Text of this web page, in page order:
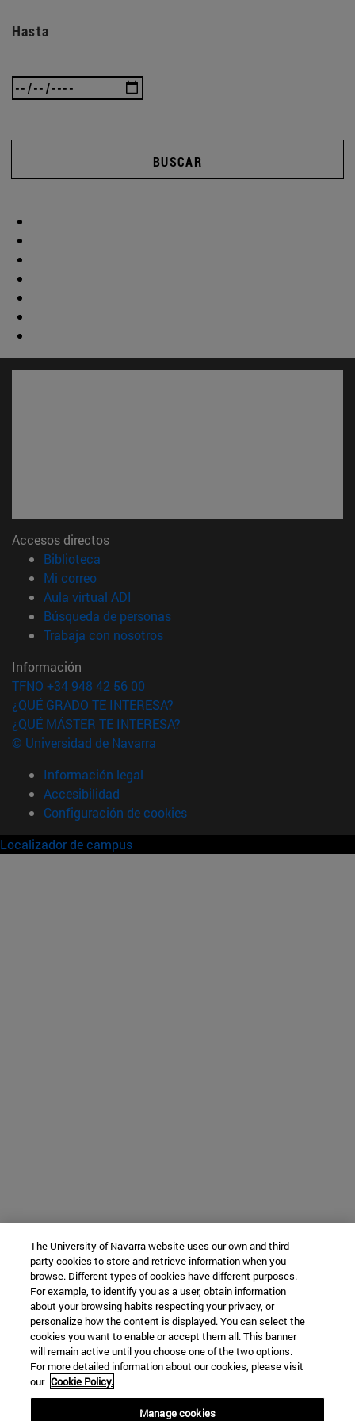
Hasta
BUSCAR
Accesos directos
Biblioteca
Mi correo(abre en nueva ventana)
Aula virtual ADI
Búsqueda de personas(abre en nueva ventana)
Trabaja con nosotros(abre en nueva ventana)
Información
TFNO +34 948 42 56 00
¿QUÉ GRADO TE INTERESA?
¿QUÉ MÁSTER TE INTERESA?
© Universidad de Navarra
Información legal
Accesibilidad
Configuración de cookies
Localizador de campus
The University of Navarra website uses our own and third-
party cookies to store and retrieve information when you
browse. Different types of cookies have different purposes.
For example, to identify you as a user, obtain information
about your browsing habits respecting your privacy, or
personalize how the content is displayed. You can select the
cookies you want to enable or accept them all. This banner
will remain active until you choose one of the two options.
For more detailed information about our cookies, please visit
our Cookie Policy.
Manage cookies